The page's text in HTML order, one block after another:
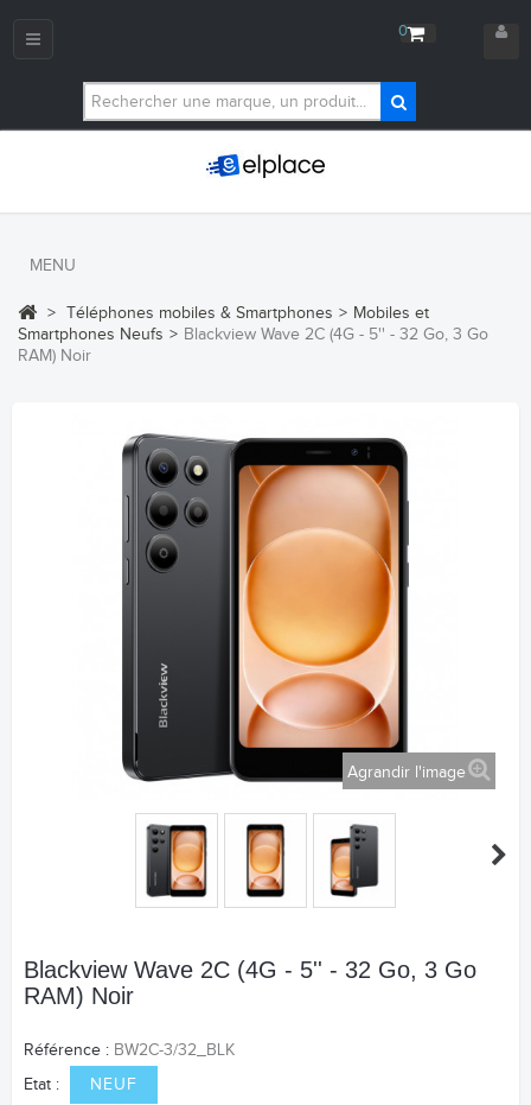
0
Navigation
MENU
> Téléphones mobiles & Smartphones > Mobiles et
Smartphones Neufs > Blackview Wave 2C (4G - 5'' - 32 Go, 3 Go
RAM) Noir
Agrandir l'image
Blackview Wave 2C (4G - 5'' - 32 Go, 3 Go
RAM) Noir
Référence : BW2C-3/32_BLK
Etat :
NEUF